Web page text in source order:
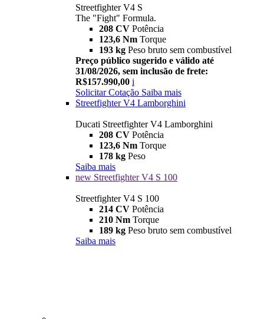
Streetfighter V4 S
The "Fight" Formula.
208 CV Potência
123,6 Nm Torque
193 kg Peso bruto sem combustível
Preço público sugerido e válido até
31/08/2026, sem inclusão de frete:
R$157.990,00 i
Solicitar Cotação Saiba mais
Streetfighter V4 Lamborghini
Ducati Streetfighter V4 Lamborghini
208 CV Potência
123,6 Nm Torque
178 kg Peso
Saiba mais
new Streetfighter V4 S 100
Streetfighter V4 S 100
214 CV Potência
210 Nm Torque
189 kg Peso bruto sem combustível
Saiba mais